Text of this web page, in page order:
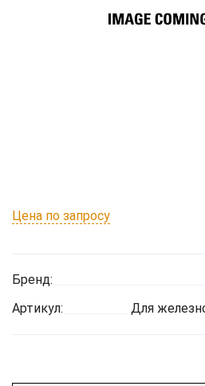
Цена по запросу
Бренд:
Артикул:
Для